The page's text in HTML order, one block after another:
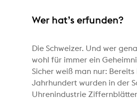
Wer hat’s erfunden?
Die Schweizer. Und wer
wohl für immer ein
Sicher weiß man nur: Bereits
Jahrhundert wurden in der
Uhrenindustrie